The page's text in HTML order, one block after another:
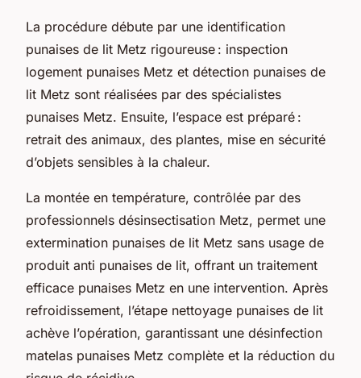
La procédure débute par une identification
punaises de lit Metz rigoureuse : inspection
logement punaises Metz et détection punaises de
lit Metz sont réalisées par des spécialistes
punaises Metz. Ensuite, l’espace est préparé :
retrait des animaux, des plantes, mise en sécurité
d’objets sensibles à la chaleur.
La montée en température, contrôlée par des
professionnels désinsectisation Metz, permet une
extermination punaises de lit Metz sans usage de
produit anti punaises de lit, offrant un traitement
efficace punaises Metz en une intervention. Après
refroidissement, l’étape nettoyage punaises de lit
achève l’opération, garantissant une désinfection
matelas punaises Metz complète et la réduction du